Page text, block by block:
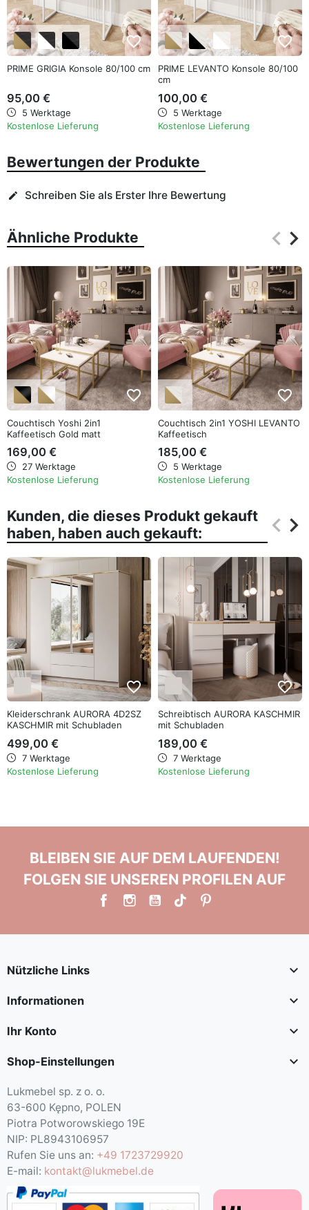
favorite_border
PRIME GRIGIA Konsole 80/100 cm
95,00 €
5 Werktage
Kostenlose Lieferung
favorite_border
PRIME LEVANTO Konsole 80/100
cm
100,00 €
5 Werktage
Kostenlose Lieferung
Bewertungen der Produkte
edit Schreiben Sie als Erster Ihre Bewertung
Ähnliche Produkte keyboard_arrow_left
keyboard_arrow_right
favorite_border
Couchtisch Yoshi 2in1
Kaffeetisch Gold matt
169,00 €
27 Werktage
Kostenlose Lieferung
favorite_border
Couchtisch 2in1 YOSHI LEVANTO
Kaffeetisch
185,00 €
5 Werktage
Kostenlose Lieferung
Kunden, die dieses Produkt gekauft
haben, haben auch gekauft:
keyboard_arrow_left
keyboard_arrow_right
favorite_border
Kleiderschrank AURORA 4D2SZ
KASCHMIR mit Schubladen
499,00 €
7 Werktage
Kostenlose Lieferung
favorite_border
Schreibtisch AURORA KASCHMIR
mit Schubladen
189,00 €
7 Werktage
Kostenlose Lieferung
BLEIBEN SIE AUF DEM LAUFENDEN!
FOLGEN SIE UNSEREN PROFILEN AUF
Nützliche Links 
Informationen 
Ihr Konto 
Shop-Einstellungen 
Lukmebel sp. z o. o.
63-600 Kępno, POLEN
Piotra Potworowskiego 19E
NIP: PL8943106957
Rufen Sie uns an: +49 1723729920
E-mail: kontakt@lukmebel.de